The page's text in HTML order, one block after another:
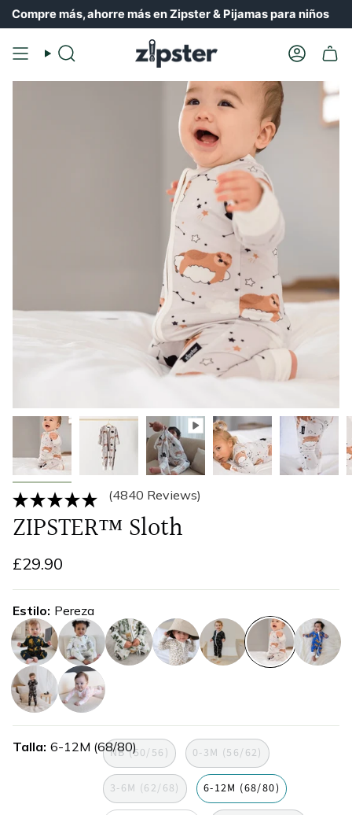
más, ahorre más en Zipster & Pijamas para niños
Buscar
Cuenta
(4840 Reviews)
ZIPSTER™ Sloth
£29.90
Estilo Pereza
guepardo cebra-
de-
pastoreo
pereza
cebra
Talla 6-12M (68/80)NB (50/56) 0-3M (56/62)
3-6M (62/68) 6-12M (68/80)